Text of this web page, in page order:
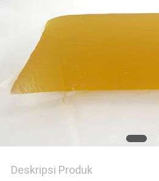
Deskripsi Produk